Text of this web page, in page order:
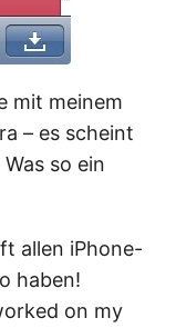
mit meinem
– es scheint
so ein
allen iPhone-
haben!
on my